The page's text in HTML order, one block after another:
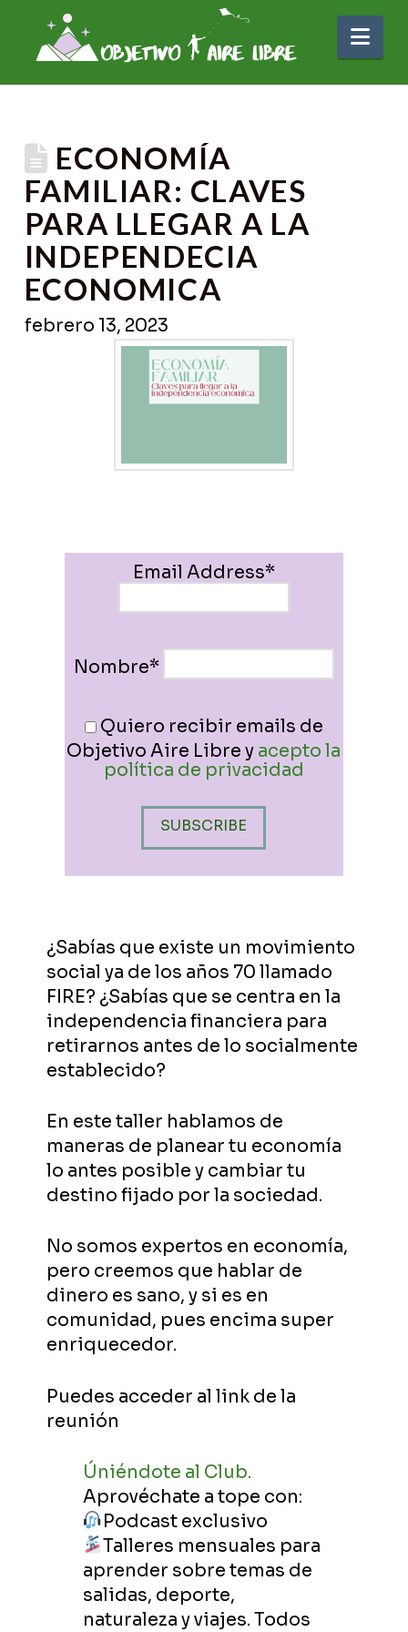
ECONOMÍA
FAMILIAR: CLAVES
PARA LLEGAR A LA
INDEPENDECIA
ECONOMICA
febrero 13, 2023
Email Address*
Nombre*
Quiero recibir emails de
Objetivo Aire Libre y acepto la
política de privacidad
¿Sabías que existe un movimiento
social ya de los años 70 llamado
FIRE? ¿Sabías que se centra en la
independencia financiera para
retirarnos antes de lo socialmente
establecido?
En este taller hablamos de
maneras de planear tu economía
lo antes posible y cambiar tu
destino fijado por la sociedad.
No somos expertos en economía,
pero creemos que hablar de
dinero es sano, y si es en
comunidad, pues encima super
enriquecedor.
Puedes acceder al link de la
reunión
Úniéndote al Club.
Aprovéchate a tope con:
Podcast exclusivo
Talleres mensuales para
aprender sobre temas de
salidas, deporte,
naturaleza y viajes. Todos